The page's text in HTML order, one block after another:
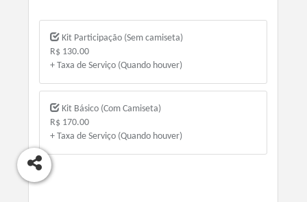
Kit Participação (Sem camiseta)
R$ 130.00
+ Taxa de Serviço (Quando houver)
Kit Básico (Com Camiseta)
R$ 170.00
+ Taxa de Serviço (Quando houver)